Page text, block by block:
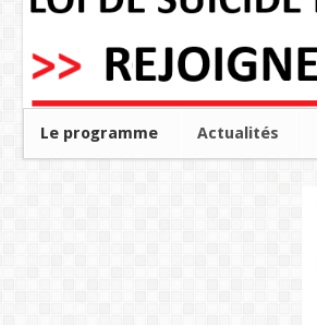
Le programme Actualités